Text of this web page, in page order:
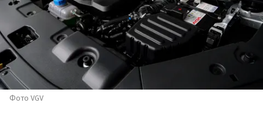
Фото VGV